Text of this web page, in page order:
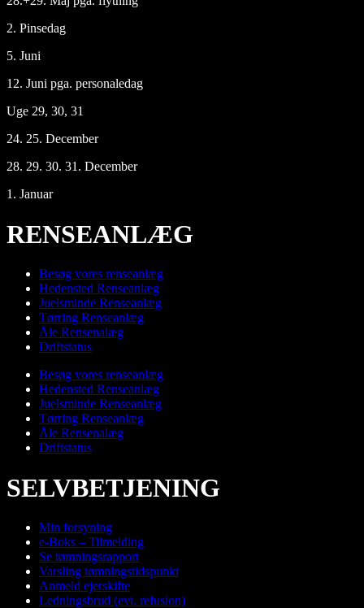
2. Pinsedag
5. Juni
12. Juni pga. personaledag
Uge 29, 30, 31
24. 25. December
28. 29. 30. 31. December
1. Januar
RENSEANLÆG
Besøg vores renseanlæg
Hedensted Renseanlæg
Juelsminde Renseanlæg
Tørring Renseanlæg
Åle Rensenalæg
Driftstatus
Besøg vores renseanlæg
Hedensted Renseanlæg
Juelsminde Renseanlæg
Tørring Renseanlæg
Åle Rensenalæg
Driftstatus
SELVBETJENING
Min forsyning
e-Boks – Tilmelding
Se tømningsrapport
Varsling tømningstidspunkt
Anmeld ejerskifte
Ledningsbrud (evt. refusion)